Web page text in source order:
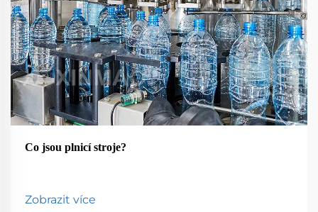
Co jsou plnicí stroje?
Zobrazit více